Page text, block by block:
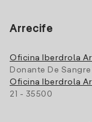
Arrecife
Oficina Iberdrola
Donante De
Oficina Iberdrola
21 - 35500